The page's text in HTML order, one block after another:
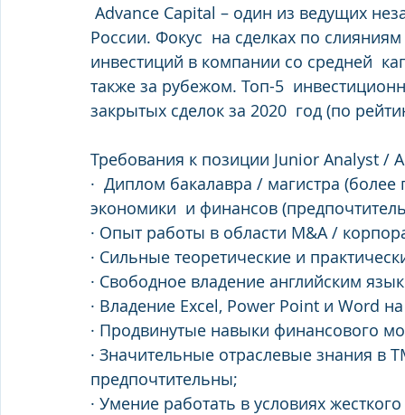
России. Фокус  на сделках по
инвестиций в компании со средней
также за рубежом. Топ-5
закрытых сделок за 2020  год (по
Требования к позиции Junior Analyst /
·  Диплом бакалавра / магистра
экономики  и финансов
· Опыт работы в области M&A /
· Сильные теоретические и
· Свободное владение английским
· Владение Excel, Power Point и Word
· Продвинутые навыки финансового
· Значительные отраслевые знания в
предпочтительны;
· Умение работать в условиях